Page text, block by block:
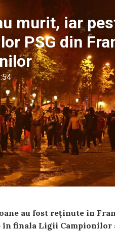
murit, iar
PSG din
au fost reținute în
în finala Ligii